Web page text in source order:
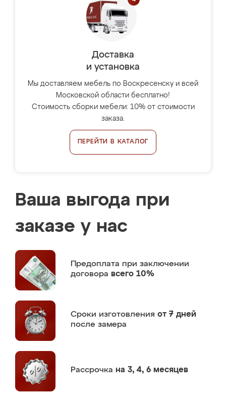
Доставка
и установка
Мы доставляем мебель по Воскресенску и всей
Московской области бесплатно!
Стоимость сборки мебели: 10% от стоимости
заказа.
ПЕРЕЙТИ В КАТАЛОГ
Ваша выгода при
заказе у нас
Предоплата при заключении
договора всего 10%
Сроки изготовления от 7 дней
после замера
Рассрочка на 3, 4, 6 месяцев